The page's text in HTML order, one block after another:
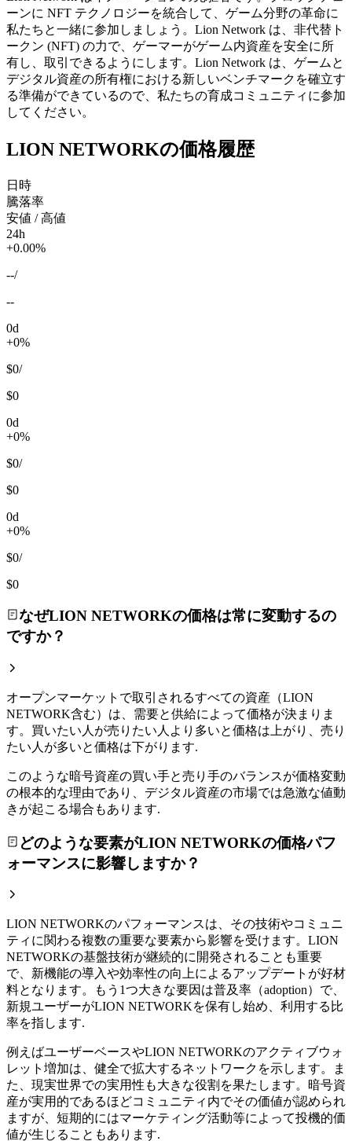
ーンに NFT テクノロジーを統合して、ゲーム分野の革命に
私たちと一緒に参加しましょう。Lion Network は、非代替ト
ークン (NFT) の力で、ゲーマーがゲーム内資産を安全に所
有し、取引できるようにします。Lion Network は、ゲームと
デジタル資産の所有権における新しいベンチマークを確立す
る準備ができているので、私たちの育成コミュニティに参加
してください。
LION NETWORKの価格履歴
日時
騰落率
安値 / 高値
24h
+0.00%
--/
--
0d
+0%
$0/
$0
0d
+0%
$0/
$0
0d
+0%
$0/
$0
なぜLION NETWORKの価格は常に変動するの
ですか？
オープンマーケットで取引されるすべての資産（LION
NETWORK含む）は、需要と供給によって価格が決まりま
す。買いたい人が売りたい人より多いと価格は上がり、売り
たい人が多いと価格は下がります.
このような暗号資産の買い手と売り手のバランスが価格変動
の根本的な理由であり、デジタル資産の市場では急激な値動
きが起こる場合もあります.
どのような要素がLION NETWORKの価格パフ
ォーマンスに影響しますか？
LION NETWORKのパフォーマンスは、その技術やコミュニ
ティに関わる複数の重要な要素から影響を受けます。LION
NETWORKの基盤技術が継続的に開発されることも重要
で、新機能の導入や効率性の向上によるアップデートが好材
料となります。もう1つ大きな要因は普及率（adoption）で、
新規ユーザーがLION NETWORKを保有し始め、利用する比
率を指します.
例えばユーザーベースやLION NETWORKのアクティブウォ
レット増加は、健全で拡大するネットワークを示します。ま
た、現実世界での実用性も大きな役割を果たします。暗号資
産が実用的であるほどコミュニティ内でその価値が認められ
ますが、短期的にはマーケティング活動等によって投機的価
値が生じることもあります.